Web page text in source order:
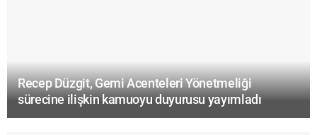
Recep Düzgit, Gemi Acenteleri Yönetmeliği
sürecine ilişkin kamuoyu duyurusu yayımladı